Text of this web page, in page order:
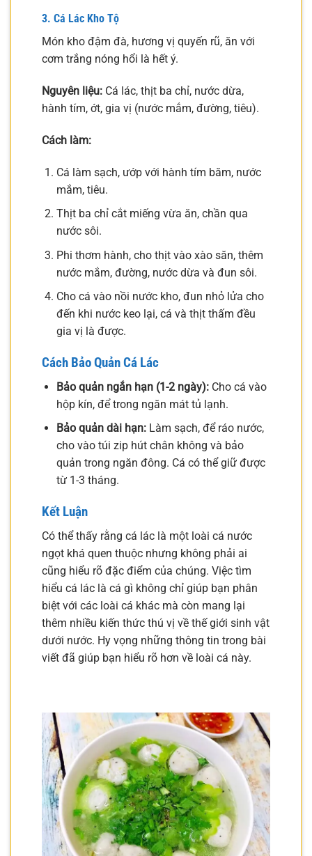
3. Cá Lác Kho Tộ
Món kho đậm đà, hương vị quyến rũ, ăn với
cơm trắng nóng hổi là hết ý.
Nguyên liệu: Cá lác, thịt ba chỉ, nước dừa,
hành tím, ớt, gia vị (nước mắm, đường, tiêu).
Cách làm:
Cá làm sạch, ướp với hành tím băm, nước
mắm, tiêu.
Thịt ba chỉ cắt miếng vừa ăn, chần qua
nước sôi.
Phi thơm hành, cho thịt vào xào săn, thêm
nước mắm, đường, nước dừa và đun sôi.
Cho cá vào nồi nước kho, đun nhỏ lửa cho
đến khi nước keo lại, cá và thịt thấm đều
gia vị là được.
Cách Bảo Quản Cá Lác
Bảo quản ngắn hạn (1-2 ngày):Cho cá vào
hộp kín, để trong ngăn mát tủ lạnh.
Bảo quản dài hạn:Làm sạch, để ráo nước,
cho vào túi zip hút chân không và bảo
quản trong ngăn đông. Cá có thể giữ được
từ 1-3 tháng.
Kết Luận
Có thể thấy rằng cá lác là một loài cá nước
ngọt khá quen thuộc nhưng không phải ai
cũng hiểu rõ đặc điểm của chúng. Việc tìm
hiểu cá lác là cá gì không chỉ giúp bạn phân
biệt với các loài cá khác mà còn mang lại
thêm nhiều kiến thức thú vị về thế giới sinh vật
dưới nước. Hy vọng những thông tin trong bài
viết đã giúp bạn hiểu rõ hơn về loài cá này.